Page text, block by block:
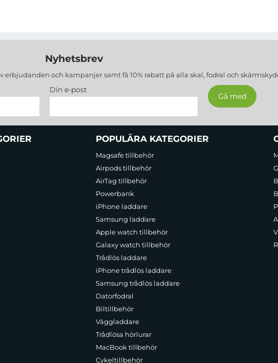
Nyhetsbrev
erbjudanden och kampanjer samt få 10% rabatt på alla skal, fodral och
Din e-post
POPULÄRA KATEGORIER
Magsafe tillbehör
Airpods tillbehör
AirTag tillbehör
Powerbank
iPhone laddare
Samsung laddare
Apple watch tillbehör
Galaxy watch tillbehör
Trådlös laddare
iPhone trådlös laddare
Samsung trådlös laddare
Datorfodral
Biltillbehör
Väggladdare
Trådlösa hörlurar
MacBook tillbehör
Cykeltillbehör